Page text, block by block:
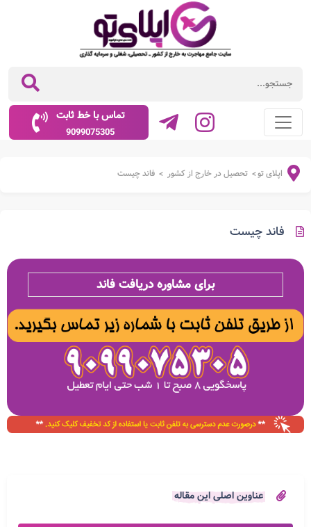
تماس با خط ثابت
9099075305
اپلای تو> تحصیل در خارج از کشور > فاند چیست
فاند چیست
برای مشاوره دریافت فاند
عناوین اصلی این مقاله